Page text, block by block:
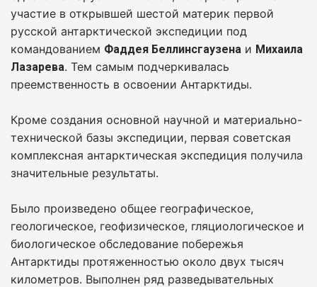
участие в открывшей шестой материк первой
русской антарктической экспедиции под
командованием Фаддея Беллинсгаузена и Михаила
Лазарева. Тем самым подчеркивалась
преемственность в освоении Антарктиды.
Кроме создания основной научной и материально-
технической базы экспедиции, первая советская
комплексная антарктическая экспедиция получила
значительные результаты.
Было произведено общее географическое,
геологическое, геофизическое, гляциологическое и
биологическое обследование побережья
Антарктиды протяженностью около двух тысяч
километров. Выполнен ряд разведывательных